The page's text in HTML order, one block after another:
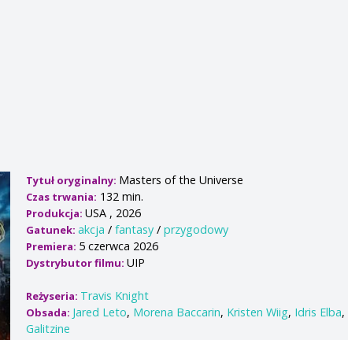
Tytuł oryginalny: Masters of the Universe
Czas trwania: 132 min.
Produkcja:USA , 2026
Gatunek:akcja /fantasy /przygodowy
Premiera: 5 czerwca 2026
Dystrybutor filmu:UIP
Reżyseria: Travis Knight
Obsada: Jared Leto, Morena Baccarin, Kristen Wiig, Idris Elba,
Galitzine